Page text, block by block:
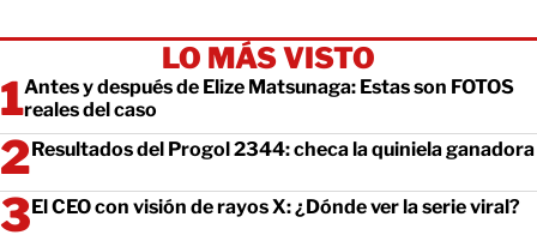
LO MÁS VISTO
Antes y después de Elize Matsunaga: Estas son FOTOS
reales del caso
Resultados del Progol 2344: checa la quiniela ganadora
El CEO con visión de rayos X: ¿Dónde ver la serie viral?